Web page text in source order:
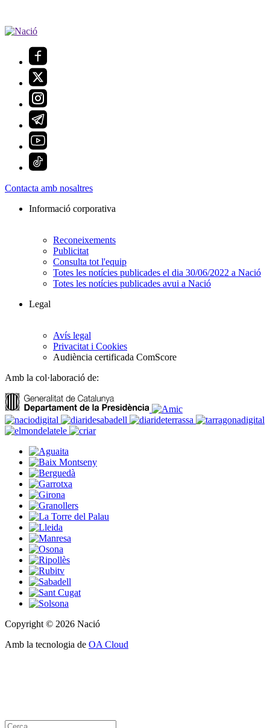
Contacta amb nosaltres
Informació corporativa
Reconeixements
Publicitat
Consulta tot l'equip
Totes les notícies publicades el dia 30/06/2022 a Nació
Totes les notícies publicades avui a Nació
Legal
Avís legal
Privacitat i Cookies
Audiència certificada ComScore
Amb la col·laboració de:
Copyright © 2026 Nació
Amb la tecnologia de OA Cloud